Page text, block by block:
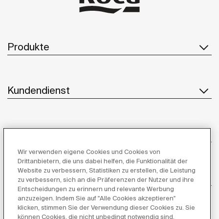
Produkte
Kundendienst
Inspiration
Folgen Sie uns
Wir verwenden eigene Cookies und Cookies von
Drittanbietern, die uns dabei helfen, die Funktionalität der
Website zu verbessern, Statistiken zu erstellen, die Leistung
zu verbessern, sich an die Präferenzen der Nutzer und ihre
Entscheidungen zu erinnern und relevante Werbung
anzuzeigen. Indem Sie auf "Alle Cookies akzeptieren"
klicken, stimmen Sie der Verwendung dieser Cookies zu. Sie
können Cookies, die nicht unbedingt notwendig sind,